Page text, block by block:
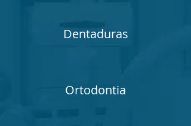
Dentaduras
Ortodontia